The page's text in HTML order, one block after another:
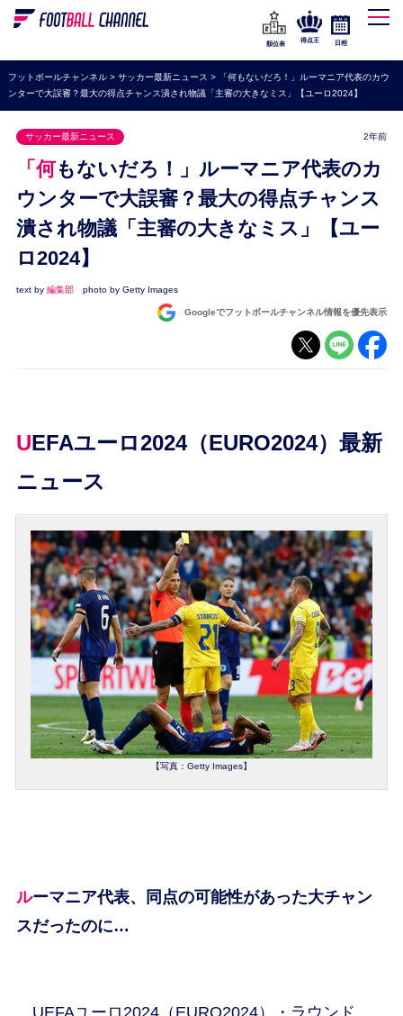
WEリーグ
海外サッカー
プレミアリーグ
ラ・リーガ
セリエA
ブンデスリーガ
UEFA
ナショナルチーム
高校サッカー
順位表
得点王 日程
フットボールチャンネル> サッカー最新ニュース >
「何もないだろ！」ルーマニア代表のカウ
ンターで大誤審？最大の得点チャンス潰され物議「主審の大きなミス」【ユーロ2024】
サッカー最新ニュース 2年前
「何もないだろ！」ルーマニア代表のカ
ウンターで大誤審？最大の得点チャンス
潰され物議「主審の大きなミス」【ユー
ロ2024】
text by 編集部 photo by Getty Images
Googleでフットボールチャンネル情報を優先表示
UEFAユーロ2024（EURO2024）最新
ニュース
【写真：Getty Images】
ルーマニア代表、同点の可能性があった大チャン
スだったのに…